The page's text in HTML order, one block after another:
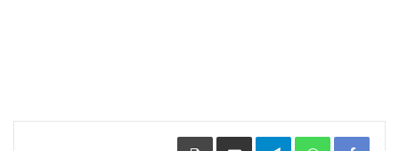
Facebook
WhatsApp
Telegramمشاركة عبر البريد طباعة